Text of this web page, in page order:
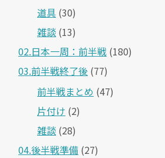
道具 (30)
雑談 (13)
02.日本一周：前半戦 (180)
03.前半戦終了後 (77)
前半戦まとめ (47)
片付け (2)
雑談 (28)
04.後半戦準備 (27)